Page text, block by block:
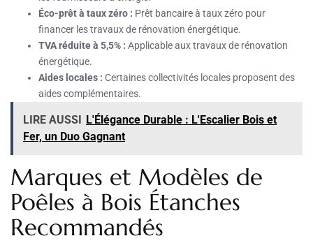
Éco-prêt à taux zéro : Prêt bancaire à taux zéro pour
financer les travaux de rénovation énergétique.
TVA réduite à 5,5% : Applicable aux travaux de rénovation
énergétique.
Aides locales : Certaines collectivités locales proposent des
aides complémentaires.
LIRE AUSSI
L'Élégance Durable : L'Escalier Bois et
Fer, un Duo Gagnant
Marques et Modèles de
Poêles à Bois Étanches
Recommandés